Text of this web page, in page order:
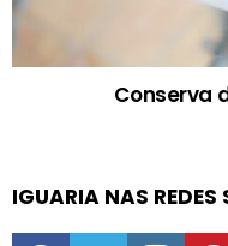
Conserva
IGUARIA NAS REDES
facebooktwitter